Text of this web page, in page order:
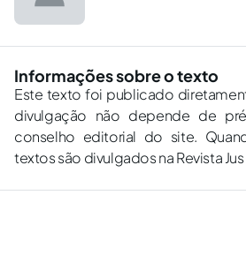
Informações sobre o texto
Este texto foi publicado
divulgação não depende de
conselho editorial do site.
textos são divulgados na Revista